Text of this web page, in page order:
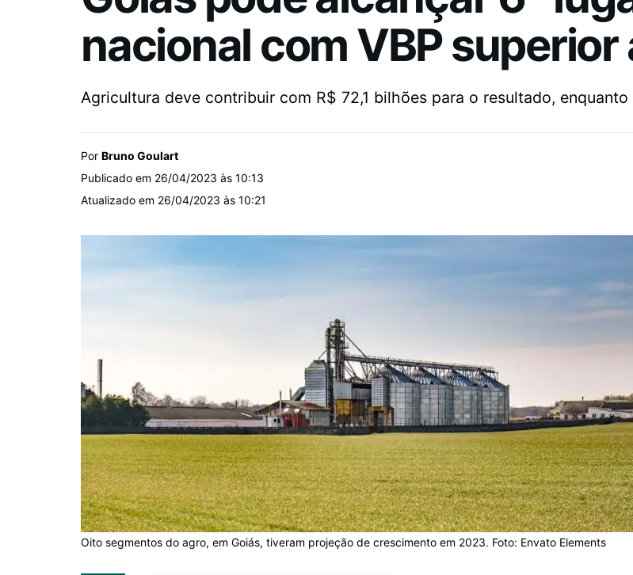
nacional com VBP superior
Agricultura deve contribuir com R$ 72,1 bilhões para o resultado,
Por Bruno Goulart
Publicado em 26/04/2023 às 10:13
Atualizado em 26/04/2023 às 10:21
Oito segmentos do agro, em Goiás, tiveram projeção de crescimento em 2023. Foto: Envato Elements